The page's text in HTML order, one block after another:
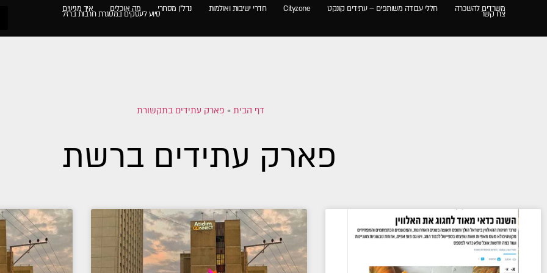
משרדים להשכרה חללי עבודה משותפים – עתידים קונקט Cityzone חדרי ישיבות ואולמות נדל"ן מסחרי מה אוכלים איך מגיעים
צרו קשר סיוע לעסקים במסגרת חרבות ברזל
דף הבית » פארק עתידים בתקשורת
פארק עתידים ברשת